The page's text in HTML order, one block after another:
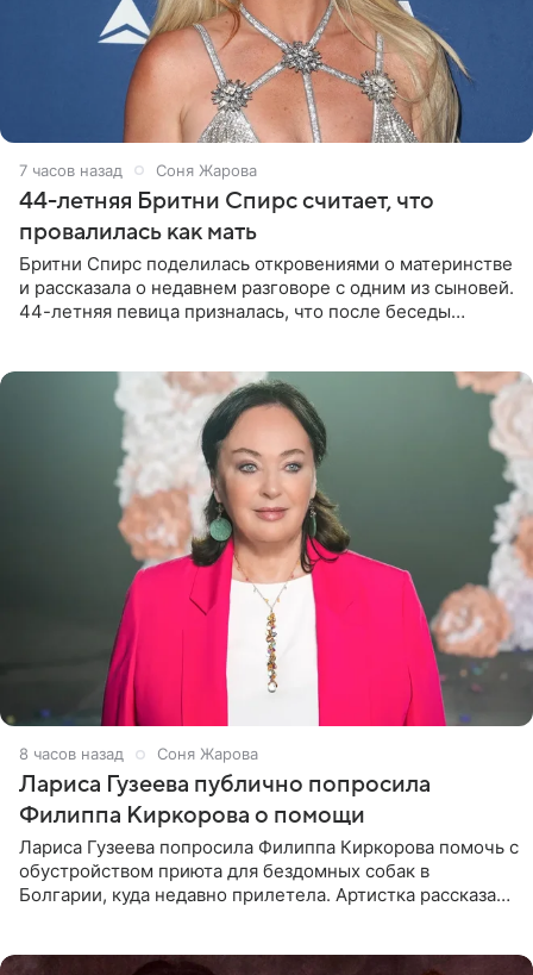
7 часов назад Соня Жарова
44-летняя Бритни Спирс считает, что
провалилась как мать
Бритни Спирс поделилась откровениями о материнстве
и рассказала о недавнем разговоре с одним из сыновей.
44-летняя певица призналась, что после беседы
8 часов назад Соня Жарова
Лариса Гузеева публично попросила
Филиппа Киркорова о помощи
Лариса Гузеева попросила Филиппа Киркорова помочь с
обустройством приюта для бездомных собак в
Болгарии, куда недавно прилетела. Артистка рассказала